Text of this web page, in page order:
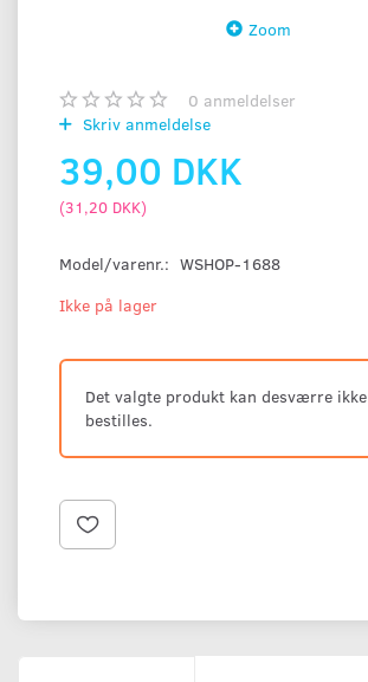
Zoom
0 anmeldelser
Skriv anmeldelse
39,00 DKK
(31,20 DKK)
Model/varenr.: WSHOP-1688
Ikke på lager
Det valgte produkt kan desværre ikke
bestilles.